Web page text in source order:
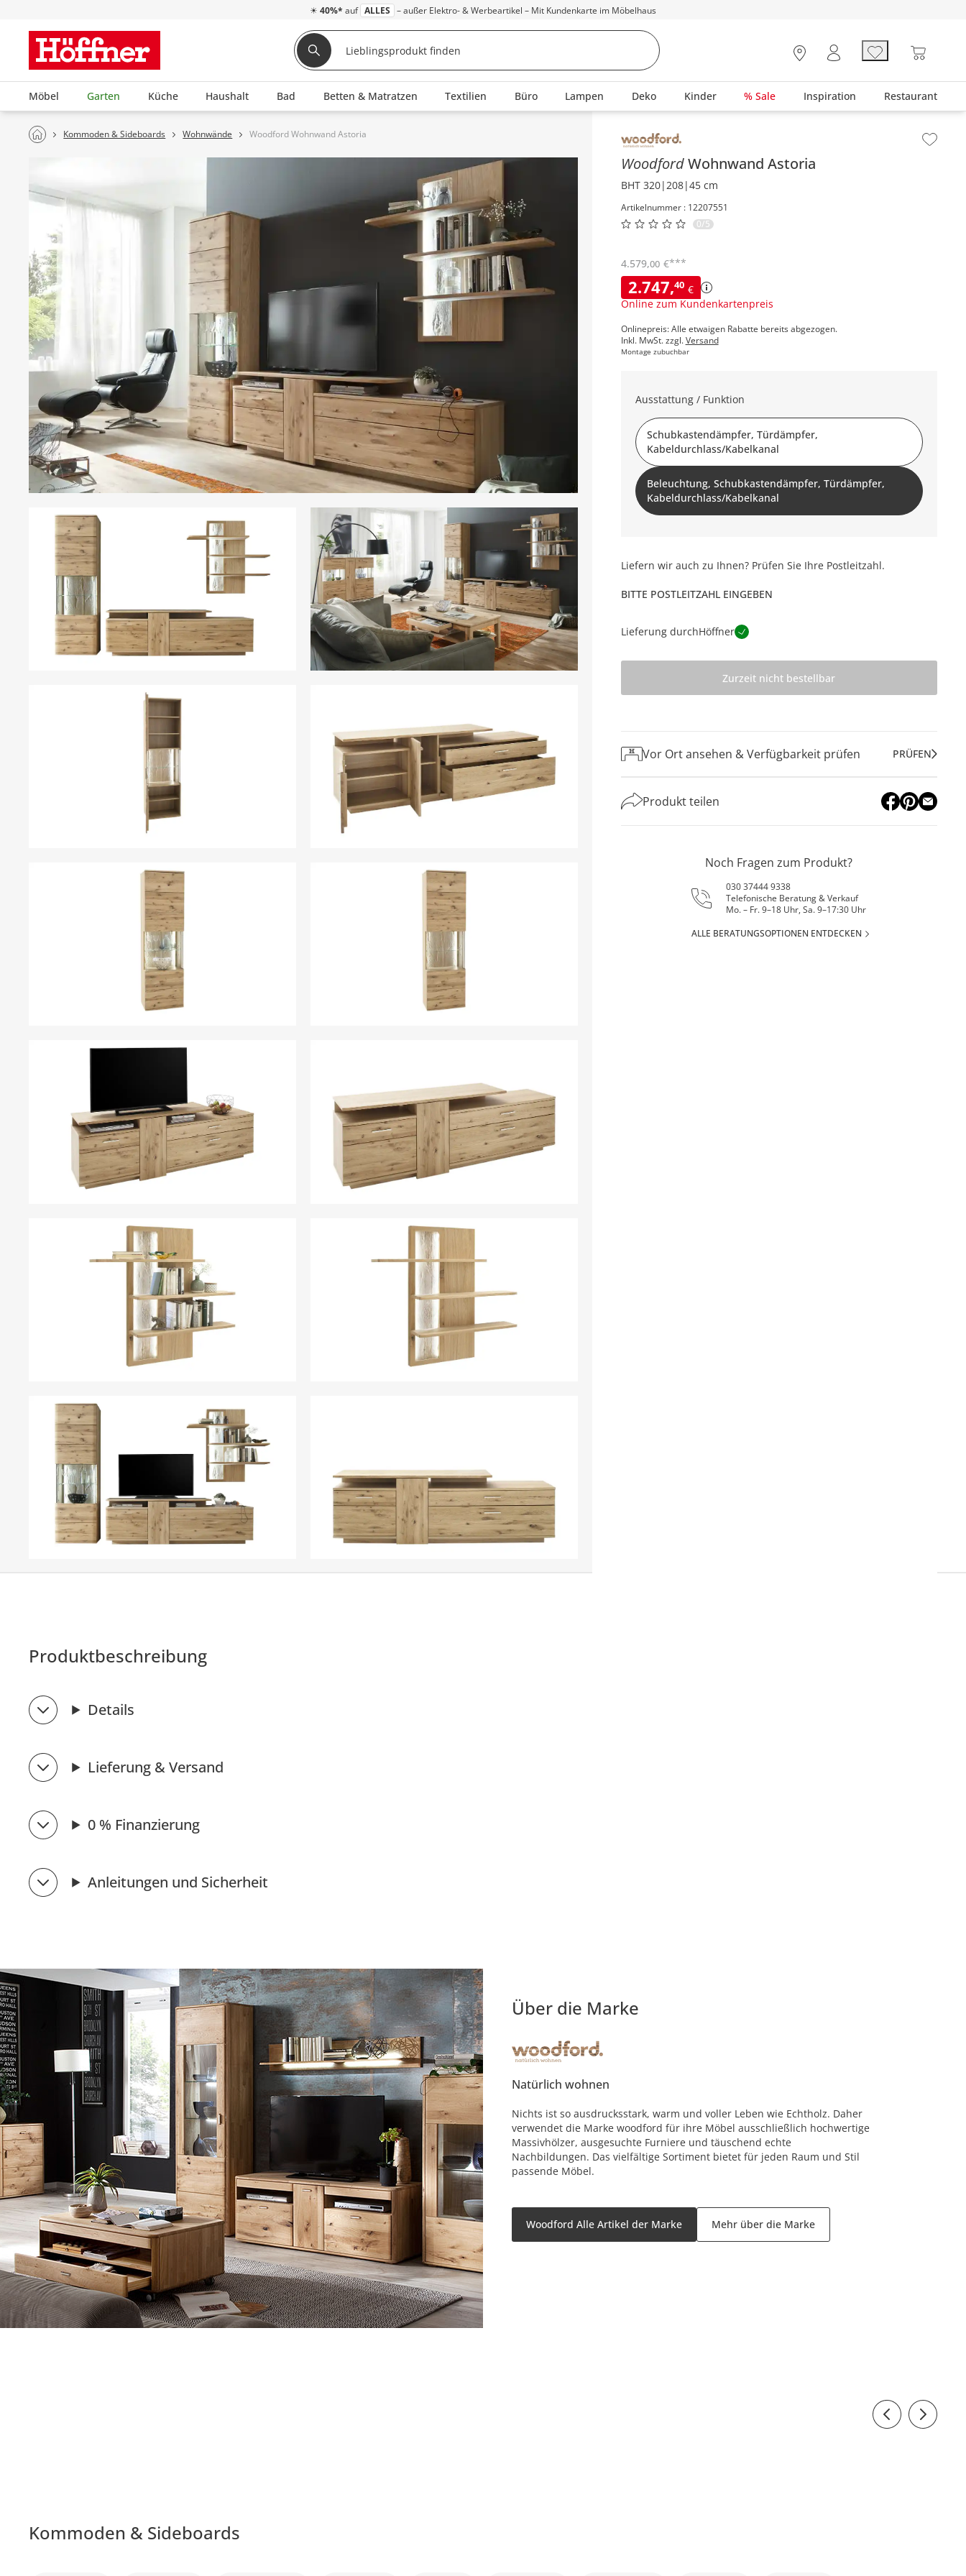
☀ 40%* auf ALLES – außer Elektro- & Werbeartikel – Mit Kundenkarte im Möbelhaus
Möbel Garten Küche Haushalt Bad Betten & Matratzen Textilien Büro Lampen Deko Kinder % Sale Inspiration Restaurant
Kommoden & Sideboards Wohnwände Woodford Wohnwand Astoria Inhalt der Seitenleiste überspringen - Zum Seitenende
WoodfordWohnwand Astoria
BHT 320|208|45 cm
Artikelnummer : 12207551
0/5
2.747,40 €
Online zum Kundenkartenpreis
4.579,00 €***
Onlinepreis: Alle etwaigen Rabatte bereits abgezogen.
Inkl. MwSt. zzgl.Versand
Montage zubuchbar
Ausstattung / Funktion
Schubkastendämpfer, Türdämpfer,
Kabeldurchlass/Kabelkanal
Beleuchtung, Schubkastendämpfer, Türdämpfer,
Kabeldurchlass/Kabelkanal
Liefern wir auch zu Ihnen? Prüfen Sie Ihre Postleitzahl.
BITTE POSTLEITZAHL EINGEBEN
Lieferung durchHöffner
Zurzeit nicht bestellbar
Vor Ort ansehen & Verfügbarkeit prüfen PRÜFEN
Produkt teilen
Noch Fragen zum Produkt?
030 37444 9338
Telefonische Beratung & Verkauf
Mo. – Fr. 9–18 Uhr, Sa. 9–17:30 Uhr
ALLE BERATUNGSOPTIONEN ENTDECKEN
Produktbeschreibung
Details
Lieferung & Versand
0 % Finanzierung
Anleitungen und Sicherheit
Über die Marke
Natürlich wohnen
Nichts ist so ausdrucksstark, warm und voller Leben wie Echtholz. Daher
verwendet die Marke woodford für ihre Möbel ausschließlich hochwertige
Massivhölzer, ausgesuchte Furniere und täuschend echte
Nachbildungen. Das vielfältige Sortiment bietet für jeden Raum und Stil
passende Möbel.
Woodford Alle Artikel der Marke Mehr über die Marke
Kommoden & Sideboards